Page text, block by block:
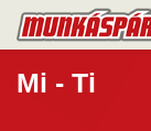
Mi - Ti